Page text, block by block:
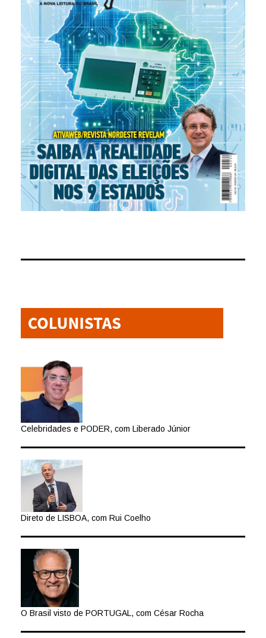
Celebridades e PODER, com Liberado Júnior
Direto de LISBOA, com Rui Coelho
O Brasil visto de PORTUGAL, com César Rocha